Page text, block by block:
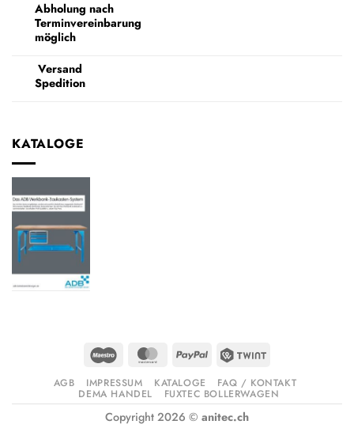
Abholung nach
Terminvereinbarung
möglich
Versand
Spedition
KATALOGE
Maestro MasterCardPayPal Twint
AGB IMPRESSUM KATALOGE FAQ / KONTAKT
DEMA HANDEL FUXTEC BOLLERWAGEN
Copyright 2026 © anitec.ch